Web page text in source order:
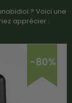
? Voici une
apprécier :
-80%